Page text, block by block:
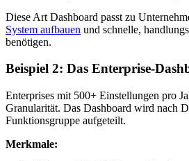
Diese Art Dashboard passt zu
System aufbauen und schnelle,
benötigen.
Beispiel 2: Das Enterprise-
Enterprises mit 500+ Einstellungen pro
Granularität. Das Dashboard wird nach
Funktionsgruppe aufgeteilt.
Merkmale: